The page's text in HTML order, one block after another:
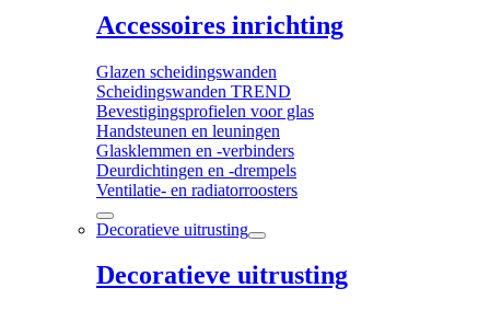
Accessoires inrichting
Glazen scheidingswanden
Scheidingswanden TREND
Bevestigingsprofielen voor glas
Handsteunen en leuningen
Glasklemmen en -verbinders
Deurdichtingen en -drempels
Ventilatie- en radiatorroosters
Decoratieve uitrusting
Decoratieve uitrusting